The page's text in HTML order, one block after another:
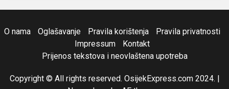
O nama Oglašavanje Pravila korištenja
Pravila privatnosti
Impressum
Kontakt
Prijenos tekstova i neovlaštena upotreba
Copyright © All rights reserved. OsijekExpress.com 2024. |